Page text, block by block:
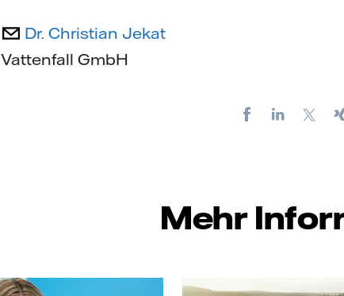
Dr. Christian Jekat
Vattenfall GmbH
Facebook
Mehr